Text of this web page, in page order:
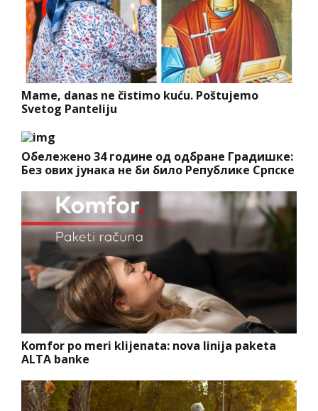
Mame, danas ne čistimo kuću. Poštujemo
Svetog Panteliju
Обележено 34 године од одбране Градишке:
Без ових јунака не би било Републике Српске
Komfor po meri klijenata: nova linija paketa
ALTA banke